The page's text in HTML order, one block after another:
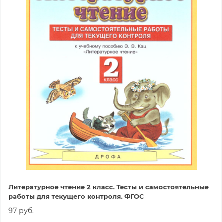
Литературное чтение 2 класс. Тесты и самостоятельные
работы для текущего контроля. ФГОС
97 руб.